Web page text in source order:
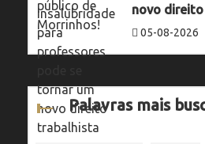
novo
05-08-2026
Palavras mais